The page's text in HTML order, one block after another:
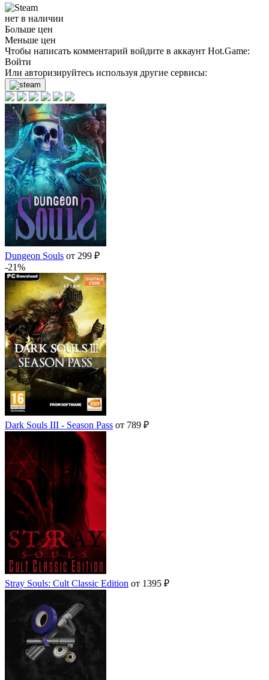
нет в наличии
Больше цен
Меньше цен
Чтобы написать комментарий войдите в аккаунт Hot.Game:
Войти
Или авторизируйтесь используя другие сервисы:
Dungeon Souls от 299 ₽
-21%
Dark Souls III - Season Pass от 789 ₽
Stray Souls: Cult Classic Edition от 1395 ₽